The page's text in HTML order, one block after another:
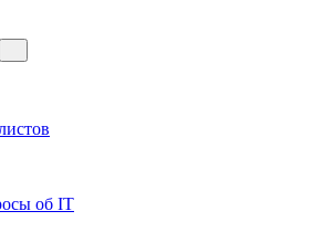
об IT